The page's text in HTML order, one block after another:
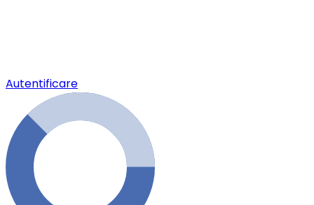
Autentificare